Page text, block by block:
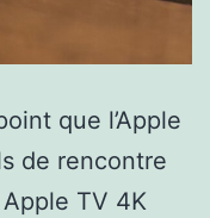
que l’Apple
de rencontre
TV 4K